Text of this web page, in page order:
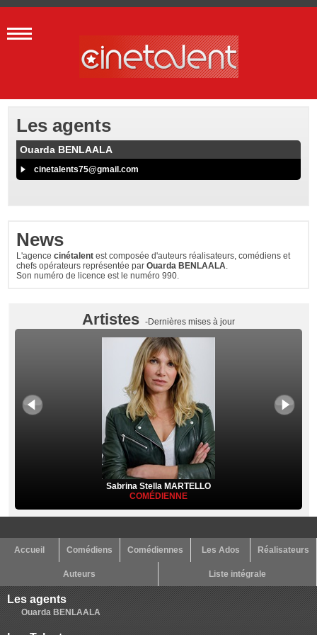
News
L'agencecinétalent est composée d'auteurs réalisateurs, comédiens et
chefs opérateurs représentée parOuarda BENLAALA.
Son numéro de licence est le numéro 990.
Les agents
Ouarda BENLAALA
cinetalents75@gmail.com
Artistes -Dernières mises à jour
Sabrina Stella MARTELLO
COMÉDIENNE
Accueil Comédiens Comédiennes Les Ados Réalisateurs
Auteurs Liste intégrale
Les agents
Ouarda BENLAALA